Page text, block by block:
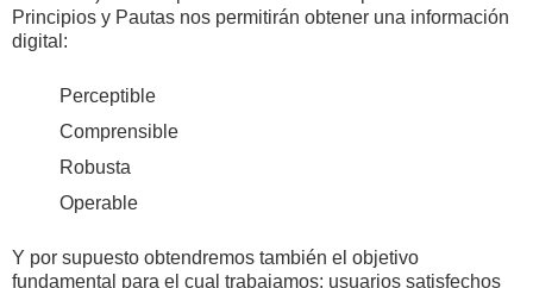
Principios y Pautas nos permitirán obtener una información
digital:
Perceptible
Comprensible
Robusta
Operable
Y por supuesto obtendremos también el objetivo
fundamental para el cual trabajamos: usuarios satisfechos